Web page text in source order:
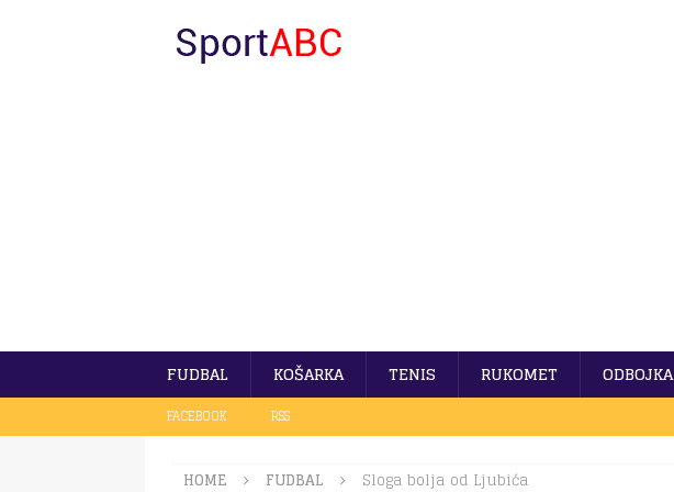
FUDBAL KOŠARKA TENIS RUKOMET ODBOJKA
FACEBOOK RSS
HOME FUDBAL Sloga bolja od Ljubića